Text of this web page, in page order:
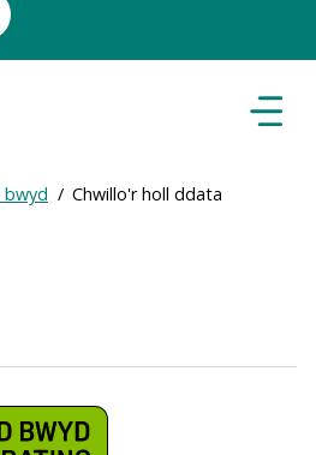
bwyd Chwillo'r holl ddata